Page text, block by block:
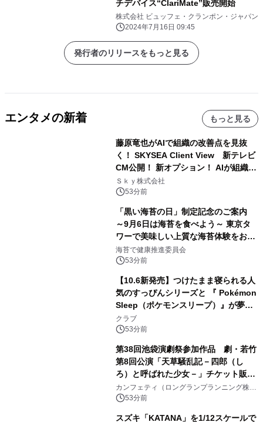
チデバイス“ClariMate”販売開始
株式会社 ビュッフェ・クランポン・ジャパン
2024年7月16日 09:45
発行者のリリースをもっと見る
エンタメの新着 もっと見る
藤原竜也がAIで組織の改善点を見抜
く！ SKYSEA Client View 新テレビ
CM公開！ 新オプション！ AIが組織の
業務実態を分析し労務改善を支援。 藤
原竜也メイキング動画公開 「もしAIが
る自信がある」「昨年の夏はカブトム
シを捕まえたり、虫と戦ったり…」
Ｓｋｙ株式会社
53分前
「黒い海苔の日」制定記念のご案内
～9月6日は海苔を食べよう～ 東京タ
ワーで美味しい上質な海苔体験をお届
けします！
海苔で健康推進委員会
53分前
【10.6新発売】つけたまま寝られる人
気のすっぴんシリーズと 『 Pokémon
Sleep（ポケモンスリープ）』が夢の
コラボレーション！
クラブ
53分前
第38回池袋演劇祭参加作品 劇・若竹
第8回公演「天草騒乱記－四郎（し
ろ）と呼ばれた少女－」チケット販売
開始
カンフェティ（ロングランプランニング株式
会社）
53分前
スズキ「KATANA」を1/12スケールで